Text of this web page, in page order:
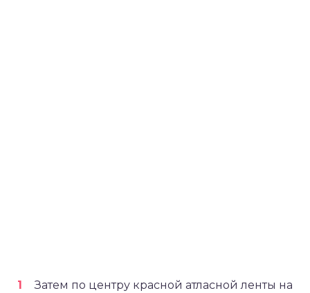
Затем по центру красной атласной ленты на